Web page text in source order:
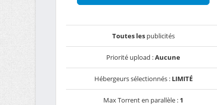
Toutes lespublicités
Priorité upload :Aucune
Hébergeurs sélectionnés : LIMITÉ
Max Torrent en parallèle : 1